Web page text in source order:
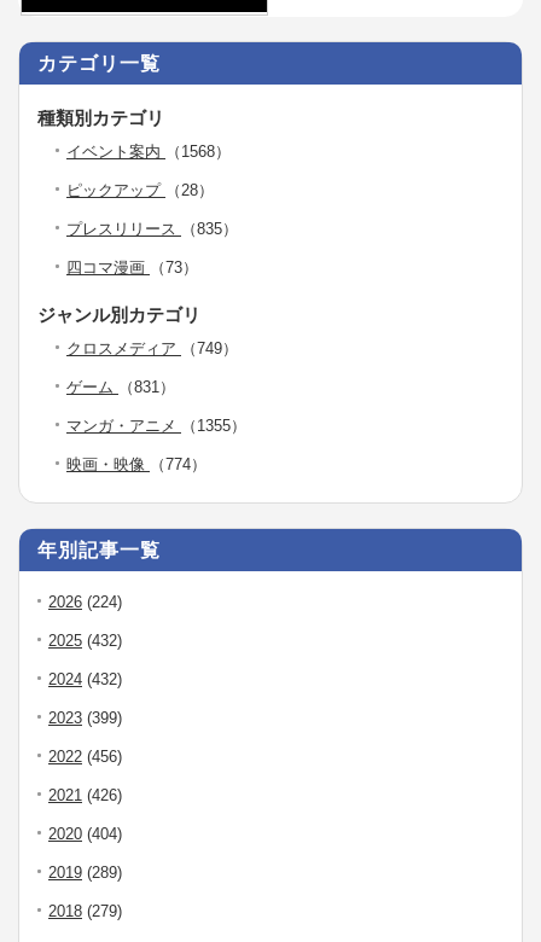
カテゴリ一覧
種類別カテゴリ
イベント案内 （1568）
ピックアップ （28）
プレスリリース （835）
四コマ漫画 （73）
ジャンル別カテゴリ
クロスメディア （749）
ゲーム （831）
マンガ・アニメ （1355）
映画・映像 （774）
年別記事一覧
2026 (224)
2025 (432)
2024 (432)
2023 (399)
2022 (456)
2021 (426)
2020 (404)
2019 (289)
2018 (279)